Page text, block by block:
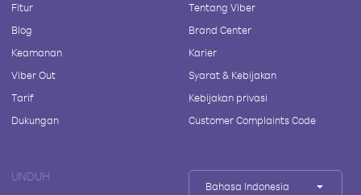
Fitur
Blog
Keamanan
Viber Out
Tarif
Dukungan
Tentang Viber
Brand Center
Karier
Syarat & Kebijakan
Kebijakan privasi
Customer Complaints Code
UNDUH
Bahasa Indonesia